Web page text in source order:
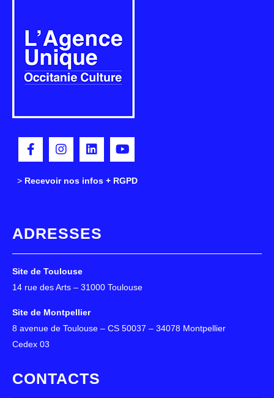
> Recevoir nos infos + RGPD
ADRESSES
Site de Toulouse
14 rue des Arts – 31000 Toulouse
Site de Montpellier
8 avenue de Toulouse – CS 50037 – 34078 Montpellier
Cedex 03
CONTACTS